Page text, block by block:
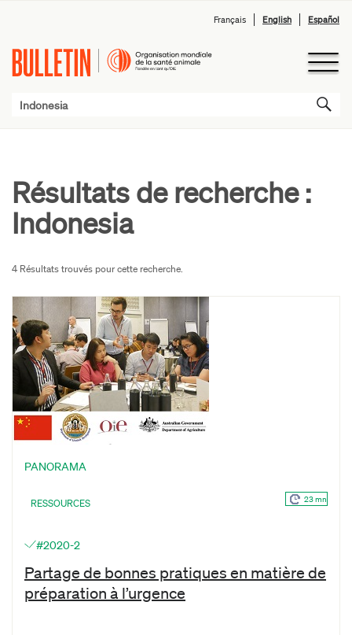
Français English Español
Résultats de recherche :
Indonesia
4 Résultats trouvés pour cette recherche.
PANORAMA
RESSOURCES 23 mn
#2020-2
Partage de bonnes pratiques en matière de
préparation à l’urgence